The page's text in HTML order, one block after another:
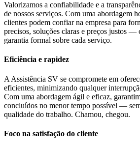
Valorizamos a confiabilidade e a
de nossos serviços. Com uma abordagem
clientes podem confiar na empresa para
precisos, soluções claras e preços justos —
garantia formal sobre cada serviço.
Eficiência e rapidez
A Assistência SV se compromete em
eficientes, minimizando qualquer
Com uma abordagem ágil e eficaz,
concluídos no menor tempo possível —
qualidade do trabalho. Chamou, chegou.
Foco na satisfação do cliente